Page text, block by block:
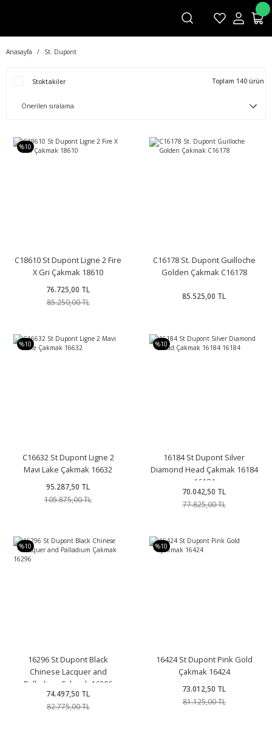
Anasayfa St. Dupont
Stoktakiler Toplam 140 ürün
%10
C18610 St Dupont Ligne 2 Fire
X Gri Çakmak 18610
76.725,00 TL
85.250,00 TL
C16178 St. Dupont Guilloche
Golden Çakmak C16178
85.525,00 TL
%10
C16632 St Dupont Ligne 2
Mavi Lake Çakmak 16632
95.287,50 TL
105.875,00 TL
%10
16184 St Dupont Silver
Diamond Head Çakmak 16184
16184
70.042,50 TL
77.825,00 TL
%10
16296 St Dupont Black
Chinese Lacquer and
Palladium Çakmak 16296
74.497,50 TL
82.775,00 TL
%10
16424 St Dupont Pink Gold
Çakmak 16424
73.012,50 TL
81.125,00 TL